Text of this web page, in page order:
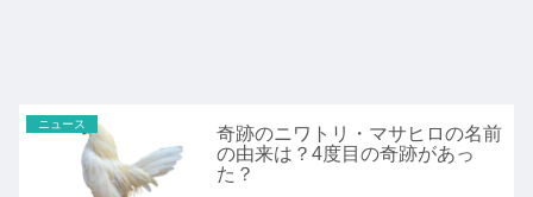
ニュース
奇跡のニワトリ・マサヒロの名前
の由来は？4度目の奇跡があっ
た？